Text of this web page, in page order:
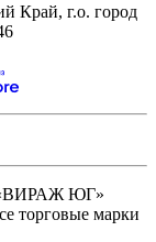
Край, г.о. город
«ВИРАЖ ЮГ»
торговые марки